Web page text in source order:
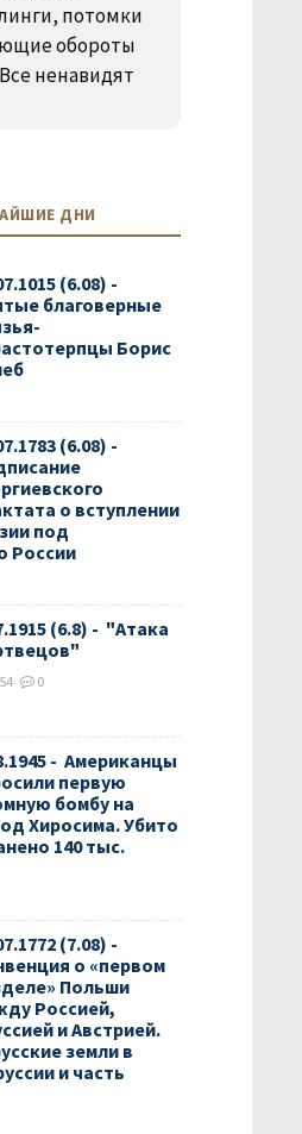
потомки
обороты
ненавидят
ДНИ
(6.08) -
благоверные
Борис
(6.08) -
о вступлении
под
России
(6.8) - "Атака
0
- Американцы
первую
бомбу на
Хиросима. Убито
140 тыс.
(7.08) -
о «первом
Польши
Россией,
и Австрией.
земли в
и часть